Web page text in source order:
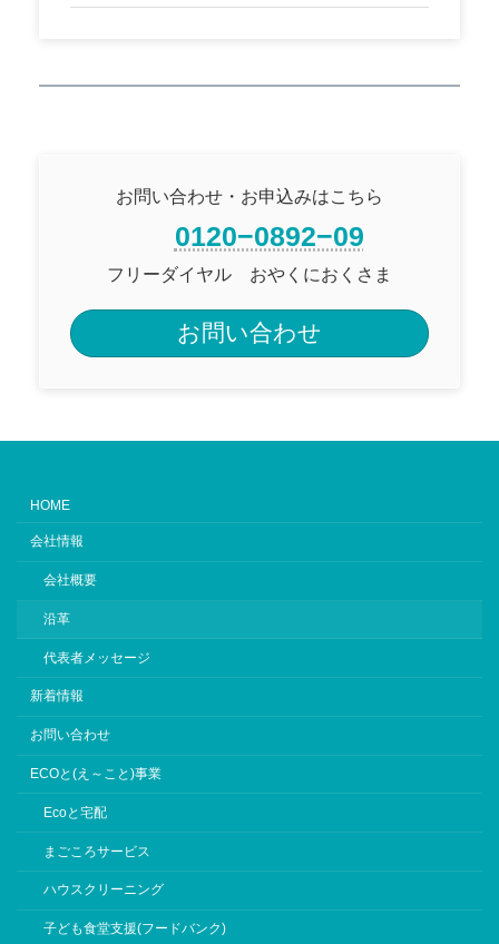
お問い合わせ・お申込みはこちら
0120−0892−09
フリーダイヤル おやくにおくさま
お問い合わせ
HOME
会社情報
会社概要
沿革
代表者メッセージ
新着情報
お問い合わせ
ECOと(え～こと)事業
Ecoと宅配
まごころサービス
ハウスクリーニング
子ども食堂支援(フードバンク)